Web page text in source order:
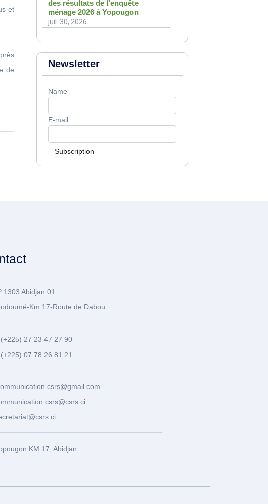
et
de
des résultats de l’enquête
ménage 2026 à Yopougon
juil. 30, 2026
Newsletter
Name
E-mail
Subscription
1303 Abidjan 01
Km 17-Route de Dabou
27 23 47 27 90
07 78 26 81 21
KM 17, Abidjan